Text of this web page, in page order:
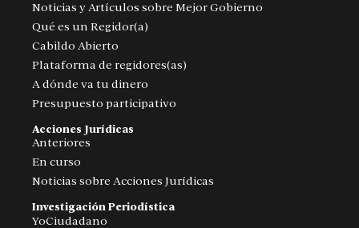
Noticias y Artículos sobre Mejor Gobierno
Qué es un Regidor(a)
Cabildo Abierto
Plataforma de regidores(as)
A dónde va tu dinero
Presupuesto participativo
Acciones Jurídicas
Anteriores
En curso
Noticias sobre Acciones Jurídicas
Investigación Periodística
YoCiudadano